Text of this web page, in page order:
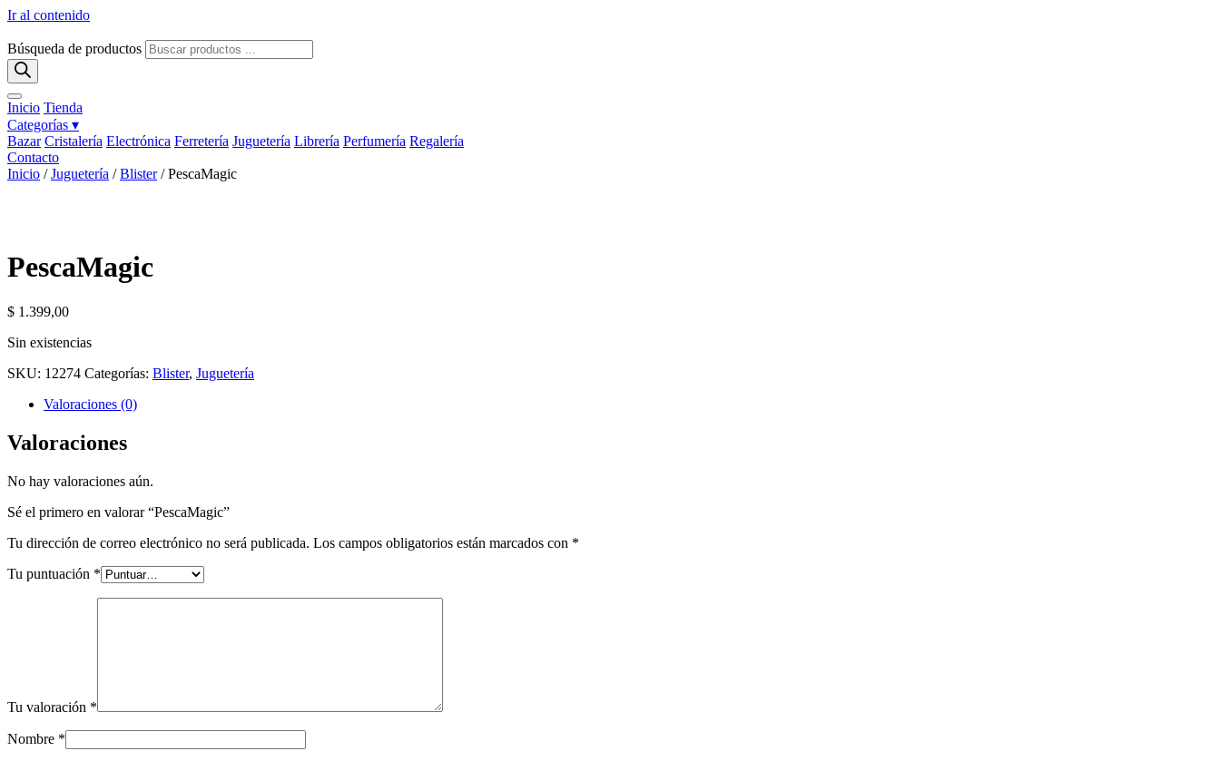
Ir al contenido
Búsqueda de productos
Inicio Tienda
Categorías ▾
Bazar Cristalería Electrónica Ferretería Juguetería Librería Perfumería Regalería
Contacto
Inicio /Juguetería /Blister/ PescaMagic
PescaMagic
$ 1.399,00
Sin existencias
SKU: 12274 Categorías: Blister, Juguetería
Valoraciones (0)
Valoraciones
No hay valoraciones aún.
Sé el primero en valorar “PescaMagic”
Tu dirección de correo electrónico no será publicada. Los campos obligatorios están marcados con *
Tu puntuación *
Tu valoración *
Nombre *